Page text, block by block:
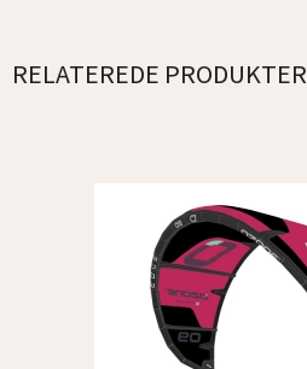
RELATEREDE PRODUKTER